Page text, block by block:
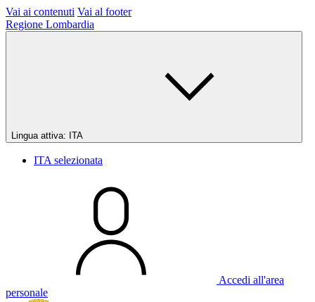
Vai ai contenuti Vai al footer
Regione Lombardia
Lingua attiva: ITA
ITA selezionata
Accedi all'area
personale